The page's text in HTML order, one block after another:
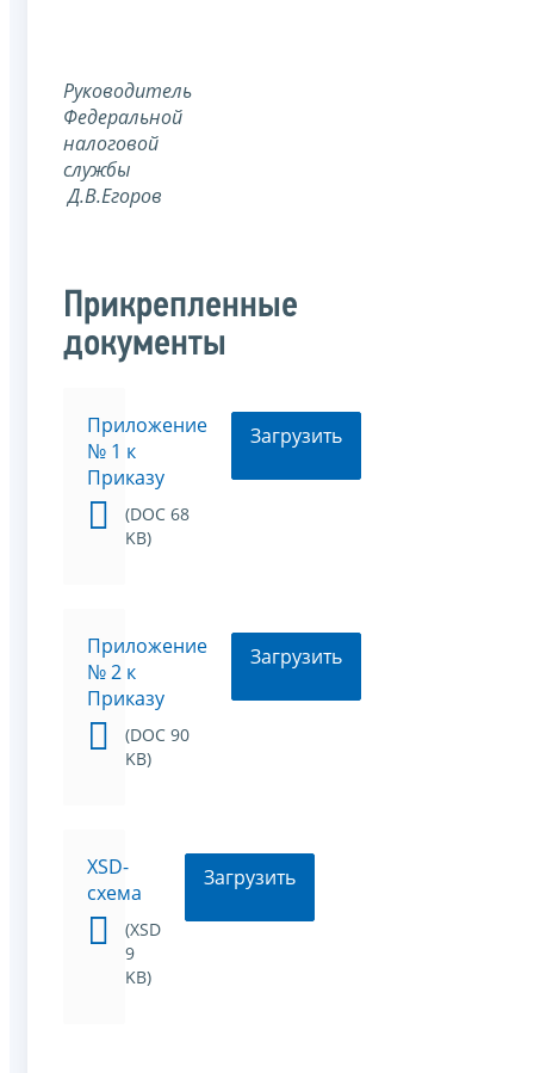
Руководитель
Федеральной
налоговой
службы
Д.В.Егоров
Прикрепленные
документы
Приложение
№ 1 к
Приказу
(DOC 68
KB)
Загрузить
Приложение
№ 2 к
Приказу
(DOC 90
KB)
Загрузить
XSD-
схема
(XSD
9
KB)
Загрузить